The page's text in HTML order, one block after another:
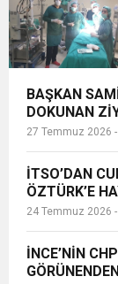
ve Onur
6:19 HBB
17:36
DUYURUSU
21:40
18:22 BAŞKAN
BAŞKAN
DOKUNAN
27 Temmuz 2026
İTSO’DAN
ÖZTÜRK’E
24 Temmuz 2026
İNCE’NİN